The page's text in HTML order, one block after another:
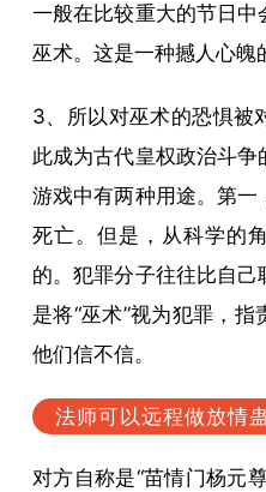
一般在比较重大的节日
巫术。这是一种撼人心魄
3、所以对巫术的恐惧被
此成为古代皇权政治斗
游戏中有两种用途。第
死亡。但是，从科学的
的。犯罪分子往往比自
是将“巫术”视为犯罪，
他们信不信。
法师可以远程做放情
对方自称是“苗情门杨元